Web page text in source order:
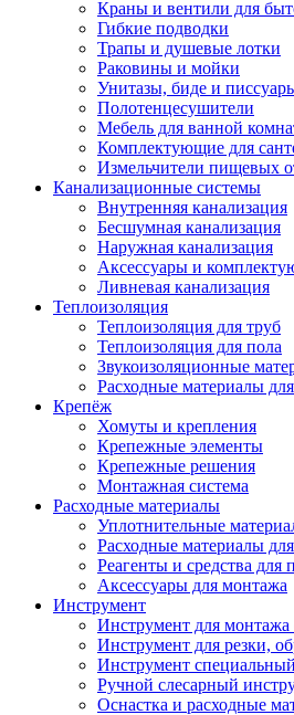
Краны и вентили для
Гибкие подводки
Трапы и душевые лотки
Раковины и мойки
Унитазы, биде и
Полотенцесушители
Мебель для ванной
Комплектующие для
Измельчители пищевых
Канализационные системы
Внутренняя канализация
Бесшумная канализация
Наружная канализация
Аксессуары и
Ливневая канализация
Теплоизоляция
Теплоизоляция для труб
Теплоизоляция для пола
Звукоизоляционные
Расходные материалы
Крепёж
Хомуты и крепления
Крепежные элементы
Крепежные решения
Монтажная система
Расходные материалы
Уплотнительные
Расходные материалы
Реагенты и средства для
Аксессуары для монтажа
Инструмент
Инструмент для монтажа
Инструмент для резки,
Инструмент специальный
Ручной слесарный
Оснастка и расходные